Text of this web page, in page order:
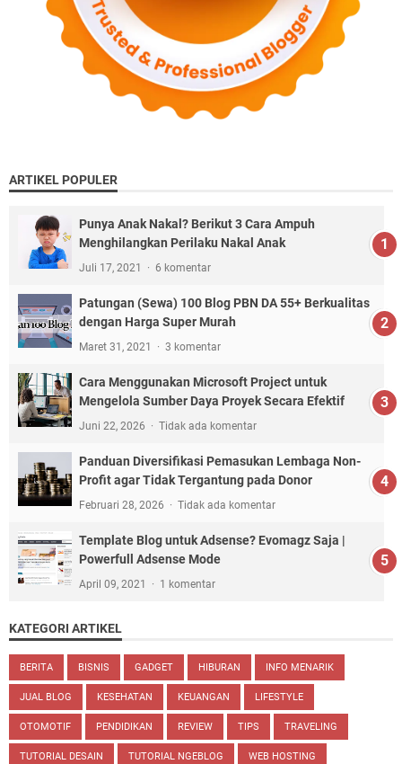
ARTIKEL POPULER
Punya Anak Nakal? Berikut 3 Cara Ampuh
Menghilangkan Perilaku Nakal Anak
Juli 17, 2021 6 komentar
Patungan (Sewa) 100 Blog PBN DA 55+ Berkualitas
dengan Harga Super Murah
Maret 31, 2021 3 komentar
Cara Menggunakan Microsoft Project untuk
Mengelola Sumber Daya Proyek Secara Efektif
Juni 22, 2026 Tidak ada komentar
Panduan Diversifikasi Pemasukan Lembaga Non-
Profit agar Tidak Tergantung pada Donor
Februari 28, 2026 Tidak ada komentar
Template Blog untuk Adsense? Evomagz Saja |
Powerfull Adsense Mode
April 09, 2021 1 komentar
KATEGORI ARTIKEL
BERITA BISNIS GADGET HIBURAN INFO MENARIK
JUAL BLOG KESEHATAN KEUANGAN LIFESTYLE
OTOMOTIF PENDIDIKAN REVIEW TIPS TRAVELING
TUTORIAL DESAIN TUTORIAL NGEBLOG WEB HOSTING